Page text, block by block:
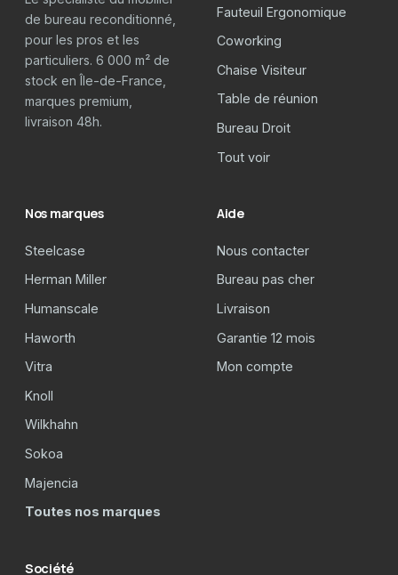
de bureau reconditionné,
pour les pros et les
particuliers. 6 000 m² de
stock en Île-de-France,
marques premium,
livraison 48h.
Fauteuil Ergonomique
Coworking
Chaise Visiteur
Table de réunion
Bureau Droit
Tout voir
Nos marques
Steelcase
Herman Miller
Humanscale
Haworth
Vitra
Knoll
Wilkhahn
Sokoa
Majencia
Toutes nos marques
Aide
Nous contacter
Bureau pas cher
Livraison
Garantie 12 mois
Mon compte
Société